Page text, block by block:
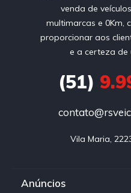
venda de
multimarcas e 0Km,
proporcionar aos
e a certeza de
(51)
Vila Maria,
Anúncios